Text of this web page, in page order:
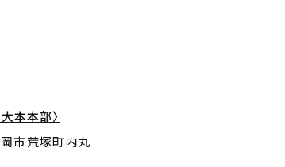
本本部〉
市荒塚町内丸